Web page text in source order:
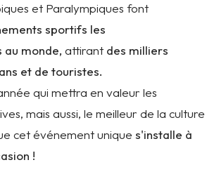
et Paralympiques font
sportifs les
au monde, attirant des milliers
et de touristes.
qui mettra en valeur les
mais aussi, le meilleur de la culture
cet événement unique s'installe à
!